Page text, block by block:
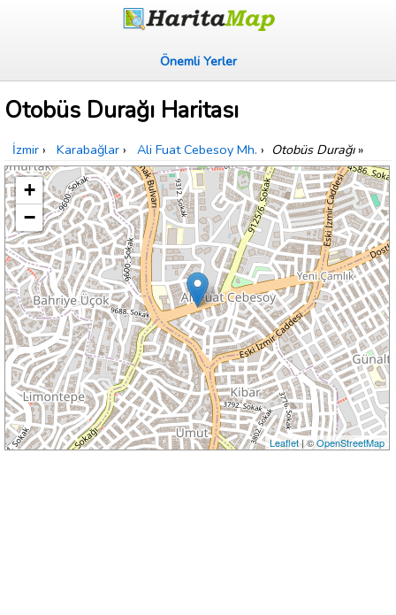
Önemli Yerler
Otobüs Durağı Haritası
İzmir › Karabağlar › Ali Fuat Cebesoy Mh. › Otobüs Durağı»
+
−
Leaflet| ©OpenStreetMap